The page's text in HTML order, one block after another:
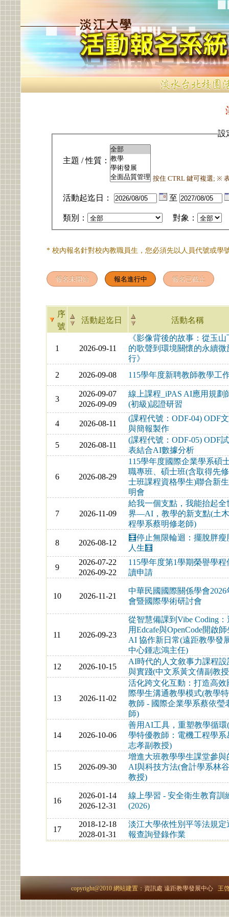
設
主題 / 性質：
按住 CTRL 鍵可複選; ※
活動起迄日： 至
類別： 對象：
* 校內報名針對校內教職員生，您必須先以人員代號或學
序
號
活動起迄日 活動名稱
1 2026-09-11
《影像背後的故事：從玉山
的歌聲到環境關懷的永續微
行》
2
2026-09-08 115學年度新聘教師教學工
3
2026-09-07
2026-09-09
線上課程_iPAS AI應用規劃
(初級)認證研習
4 2026-08-11
(課程代號：ODF-04) ODF
與簡報製作
5
2026-08-11
(課程代號：ODF-05) ODF
表結合AI數據分析
6 2026-08-29
115學年度國際企業學系碩
職專班、碩士班(含取得先
士班課程資格學生)聯合新
明會
7 2026-11-09
給我一個支點，我能抬起全
界—AI，教學的新支點(土
程學系蔡明修老師)
8 2026-08-12
🧮停止無限輪迴：擺脫胖瘦
人生🧮
9
2026-07-22
2026-09-22
115學年度第1學期榮譽學程
讀申請
10 2026-11-21
中華民國國際關係學會2026
會暨國際學術研討會
11 2026-09-23
從智慧備課到Vibe Coding：
用Edcafe與OpenCode開啟師
AI 協作新日常(遠距教學發
中心鍾志鴻主任)
12
2026-10-15
AI時代的人文敘事力課程設
與實踐(中文系黃文倩副教
13 2026-11-02
活化跨文化互動：打造高效
際學生溝通教學模式(教學
教師 - 國際企業學系蔡依瑩
師)
14 2026-10-06
善用AI工具，重塑教學循環
學特優教師：電機工程學系
志孝副教授)
15 2026-09-30
增進大班教學學生課堂參與
AI與科技方法(會計學系林
教授)
16
2026-01-14
2026-12-31
線上學習 - 安全衛生教育訓
(2026)
17
2018-12-18
2028-01-31
淡江大學依性別平等法規定
報查詢登錄作業
copyright@2010 網站建置： 資訊處 遠距教學發展中心王